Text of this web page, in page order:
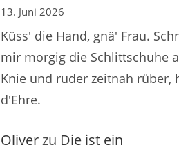
13. Juni 2026
Küss' die Hand, gnä' Frau.
mir morgig die Schlittschuhe
Knie und ruder zeitnah rüber,
d'Ehre.
Oliverzu Die ist ein